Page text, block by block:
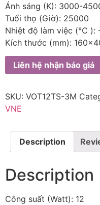
Ánh sáng (K): 3000-
Tuổi thọ (Giờ): 25000
Nhiệt độ làm việc (℃
Kích thước (mm):
Liên hệ nhận báo giá
SKU: VOT12TS-3M
VNE
Description
Description
Công suất (Watt): 12